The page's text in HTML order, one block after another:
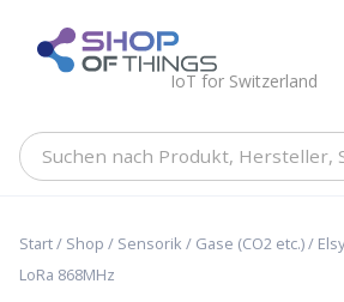
content ShopOfThings
IoT for Switzerland
Suchen
Hersteller,
Start/ Shop / Sensorik / Gase (CO2 etc.)/
LoRa 868MHz